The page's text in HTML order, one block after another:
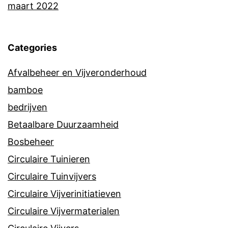
maart 2022
Categories
Afvalbeheer en Vijveronderhoud
bamboe
bedrijven
Betaalbare Duurzaamheid
Bosbeheer
Circulaire Tuinieren
Circulaire Tuinvijvers
Circulaire Vijverinitiatieven
Circulaire Vijvermaterialen